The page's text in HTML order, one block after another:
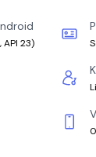
API 23)
0